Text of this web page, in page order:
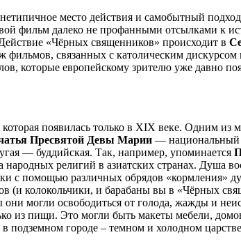
место действия и самобытный
фильм далеко не профанными отсылками к
«Чёрных священников» происходит в
связанных с католическим
которые европейскому зрителю уже давно
появилась только в XIX веке. Одним из
Пресвятой Девы Марии — национальный
— буддийская. Так, например, упоминается
народных религий в азиатских странах. Душа
с помощью различных обрядов
(и колокольчики, и барабаны вы в «Чёрных
они могли освободиться от голода, жажды и
из пищи. Это могли быть макеты мебели,
подземном городе – темном и холодном